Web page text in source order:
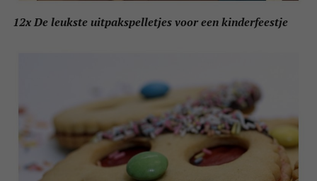
12x De leukste uitpakspelletjes voor een kinderfeestje